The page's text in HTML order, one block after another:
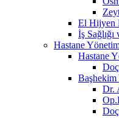
El Hijyen
İş
Hastane
Hastane
Başhekim
Dr.